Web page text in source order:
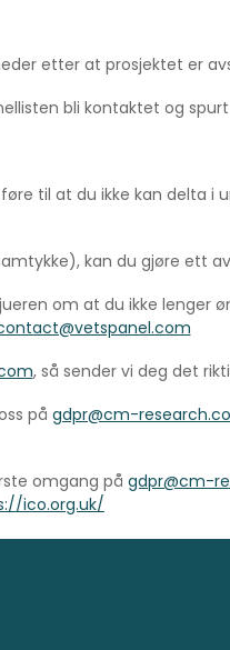
etter at prosjektet er
bli kontaktet og
til at du ikke kan delta i
kan du gjøre ett
om at du ikke lenger
, så sender vi deg det
på gdpr@cm-
omgang på gdpr@cm-
ico.org.uk/